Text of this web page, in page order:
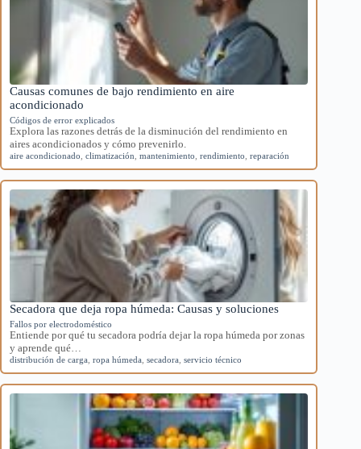
Causas comunes de bajo rendimiento en aire
acondicionado
Códigos de error explicados
Explora las razones detrás de la disminución del rendimiento en
aires acondicionados y cómo prevenirlo.
aire acondicionado climatización mantenimiento rendimiento reparación
Secadora que deja ropa húmeda: Causas y soluciones
Fallos por electrodoméstico
Entiende por qué tu secadora podría dejar la ropa húmeda por zonas
y aprende qué…
distribución de carga ropa húmeda secadora servicio técnico